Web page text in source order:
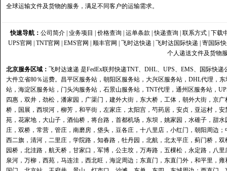
全球运输文件及货物的服务，满足不同客户的运输需求。
快速导航： 公司简介 业务项目 价格查询 运单条款 |快递查询 联系方式 下载
UPS官网
TNT官网 EMS官网 顺丰官网 飞时达快递 飞时达国际快递 | 寄国际
个人递送文件及货物
北京服务区域： 飞时达速递 是FedEx联邦快递TNT、DHL、UPS、EMS、国际快
大件立省80％运费。 昌平区服务站 ， 朝阳区服务站 ， 大兴区服务站 ， DHL代理 ， 东
站 ， 海淀区服务站 ， 门头沟服务站 ， 石景山服务站 ， TNT代理 ， 通州区服务站 ，
四惠，双井，劲松，潘家园，广渠门，建外大街，东大桥，工体，朝外大街，京
桥，国展，西坝河，柳芳，和平街，左家庄，太阳宫，芍药居，安贞，亚运村，
苑，花家地，大山子，酒仙桥，将台路，首都机场，东坝，姚家园，水碓子，甜
庄，双桥，常营，管庄，南磨房，垡头，豆各庄，十八里店，小红门，朝阳周边
西二旗，清河，二里庄，学院路，知春路，牡丹园，北航，北太平庄，蓟门桥，
园桥，北洼路，航天桥，甘家口，军博，公主坟，万寿路，五棵松，永定路，八
泉河，万柳，西苑，马连洼，西北旺，海淀周边；东直门，东直门外，和平里，